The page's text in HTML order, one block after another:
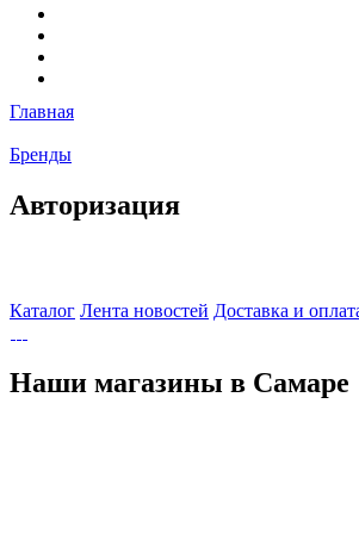
Главная
Бренды
Авторизация
Каталог Лента новостей Доставка и
Наши магазины в Самаре